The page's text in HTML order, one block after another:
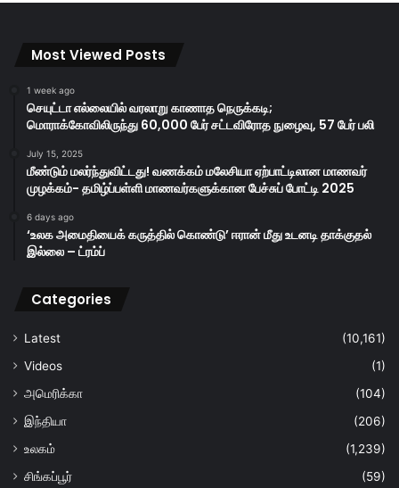
Most Viewed Posts
1 week ago
செயுட்டா எல்லையில் வரலாறு காணாத நெருக்கடி;
மொராக்கோவிலிருந்து 60,000 பேர் சட்டவிரோத நுழைவு, 57 பேர் பலி
July 15, 2025
மீண்டும் மலர்ந்துவிட்டது! வணக்கம் மலேசியா ஏற்பாட்டிலான மாணவர்
முழக்கம்- தமிழ்ப்பள்ளி மாணவர்களுக்கான பேச்சுப் போட்டி 2025
6 days ago
‘உலக அமைதியைக் கருத்தில் கொண்டு’ ஈரான் மீது உடனடி தாக்குதல்
இல்லை – ட்ரம்ப்
Categories
Latest
(10,161)
Videos
(1)
அமெரிக்கா
(104)
இந்தியா
(206)
உலகம்
(1,239)
சிங்கப்பூர்
(59)